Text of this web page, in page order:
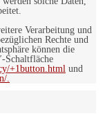
Verarbeitung und
Rechte und
können die
Schaltfläche
+1button.html und
.